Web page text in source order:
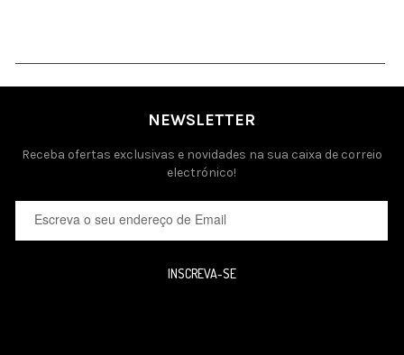
NEWSLETTER
Receba ofertas exclusivas e novidades na sua caixa de correio
electrónico!
INSCREVA-SE